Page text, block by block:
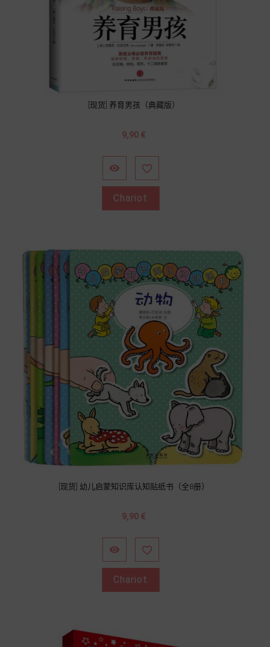
[现货] 养育男孩（典藏版）
Prix
9,90 €
 
Chariot
[现货] 幼儿启蒙知识库认知贴纸书（全8册）
Prix
9,90 €
 
Chariot